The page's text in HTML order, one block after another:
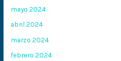
mayo 2024
abril 2024
marzo 2024
febrero 2024